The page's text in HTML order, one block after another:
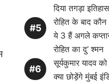
दिया तगड़ा इतिहास
रोहित के बाद
ये 3 हैं अगले
रोहित का दु’ श्मन
सूर्यकुमार यादव
क्या छोड़ेंगे मुंबई